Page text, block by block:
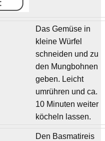
Das Gemüse in
kleine Würfel
schneiden und zu
den Mungbohnen
geben. Leicht
umrühren und ca.
10 Minuten weiter
köcheln lassen.
Den Basmatireis